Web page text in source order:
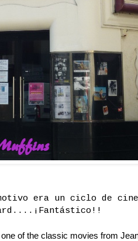
era un ciclo de
of the classic movies from